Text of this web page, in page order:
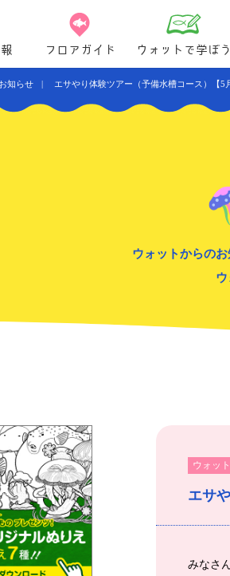
フロアガイド ウォットで学ぼう
お知らせ エサやり体験ツアー（予備水槽コース）【5
ウォットからの
ウォッ
エサ
みなさ